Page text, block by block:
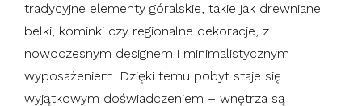
tradycyjne elementy góralskie, takie jak drewniane
belki, kominki czy regionalne dekoracje, z
nowoczesnym designem i minimalistycznym
wyposażeniem. Dzięki temu pobyt staje się
wyjątkowym doświadczeniem – wnętrza są